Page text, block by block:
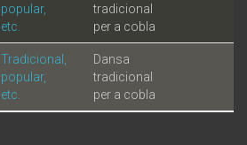
popular,
etc.
tradicional
per a cobla
Tradicional,
popular,
etc.
Dansa
tradicional
per a cobla